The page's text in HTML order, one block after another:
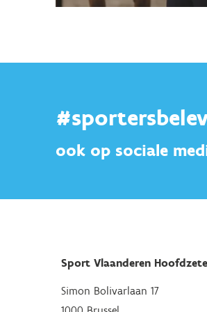
ook op sociale
Sport Vlaanderen
Simon Bolivarlaan 17